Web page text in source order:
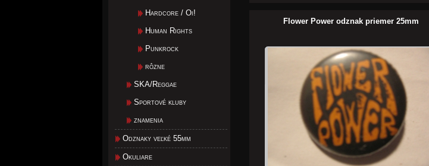
Hardcore / Oi!
Human Rights
Punkrock
rôzne
SKA/Reggae
Sportové kluby
znamenia
Odznaky veľké 55mm
Okuliare
Flower Power odznak priemer 25mm